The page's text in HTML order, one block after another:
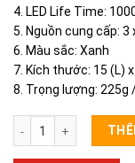
4. LED Life Time:
5. Nguồn cung cấp: 3
6. Màu sắc: Xanh
7. Kích thước: 15 (L)
8. Trọng lượng: 225g
Đèn Bão Led Bivouac